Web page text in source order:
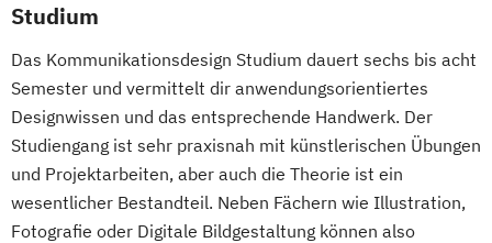
Studium
Das Kommunikationsdesign Studium dauert sechs bis acht
Semester und vermittelt dir anwendungsorientiertes
Designwissen und das entsprechende Handwerk. Der
Studiengang ist sehr praxisnah mit künstlerischen Übungen
und Projektarbeiten, aber auch die Theorie ist ein
wesentlicher Bestandteil. Neben Fächern wie Illustration,
Fotografie oder Digitale Bildgestaltung können also